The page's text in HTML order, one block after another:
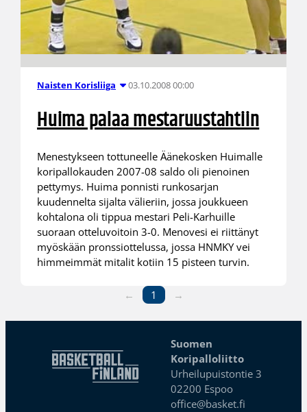
Naisten Korisliiga 03.10.2008 00:00
Huima palaa mestaruustahtiin
Menestykseen tottuneelle Äänekosken Huimalle
koripallokauden 2007-08 saldo oli pienoinen
pettymys. Huima ponnisti runkosarjan
kuudennelta sijalta välieriin, jossa joukkueen
kohtalona oli tippua mestari Peli-Karhuille
suoraan otteluvoitoin 3-0. Menovesi ei riittänyt
myöskään pronssiottelussa, jossa HNMKY vei
himmeimmät mitalit kotiin 15 pisteen turvin.
← 1 →
Suomen
Koripalloliitto
Urheilupuistontie 3
02200 Espoo
office@basket.fi